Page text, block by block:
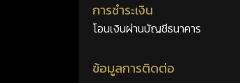
การชำระเงิน
โอนเงินผ่านบัญชีธนาคาร
ข้อมูลการติดต่อ